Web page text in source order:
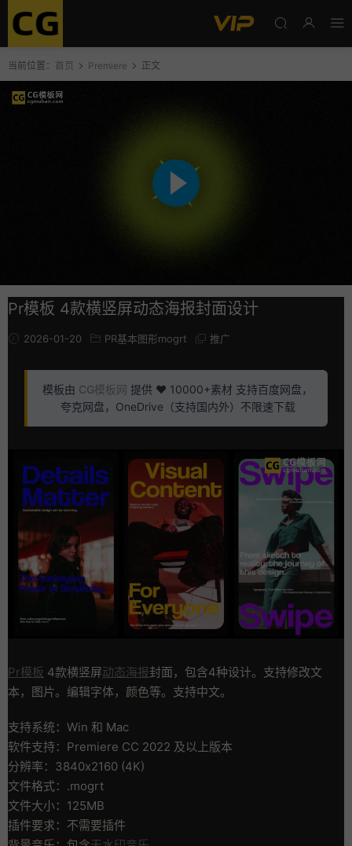
当前位置： 首页 Premiere 正文
Pr模板 4款横竖屏动态海报封面设计
2026-01-20 PR基本图形mogrt 推广
模板由 CG模板网 提供 ❤️ 10000+素材 支持百度网盘，
夸克网盘，OneDrive（支持国内外）不限速下载
Pr模板 4款横竖屏动态海报封面，包含4种设计。支持修改文
本，图片。编辑字体，颜色等。支持中文。
支持系统：Win 和 Mac
软件支持：Premiere CC 2022 及以上版本
分辨率：3840x2160 (4K)
文件格式：.mogrt
文件大小：125MB
插件要求：不需要插件